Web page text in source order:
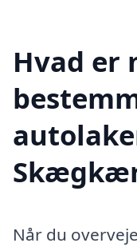
Hvad er
Når du